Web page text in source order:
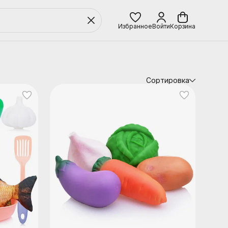
ИзбранноеВойтиКорзина
Сортировка